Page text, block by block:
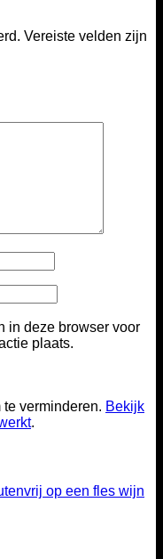
Vereiste velden zijn
in deze browser voor
plaats.
verminderen. Bekijk
.